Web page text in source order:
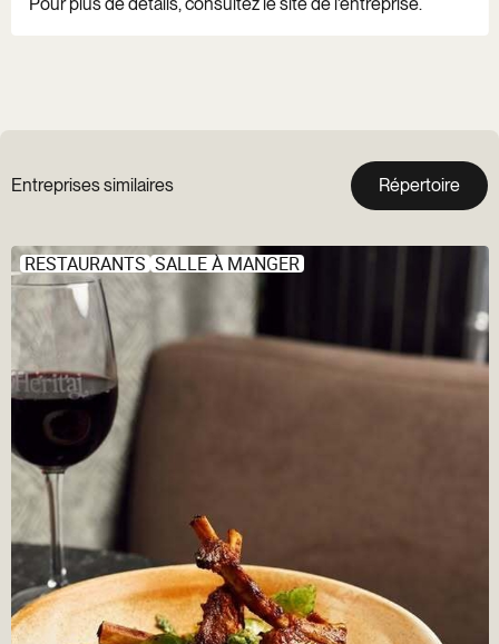
Entreprises similaires Répertoire
RESTAURANTS SALLE À MANGER